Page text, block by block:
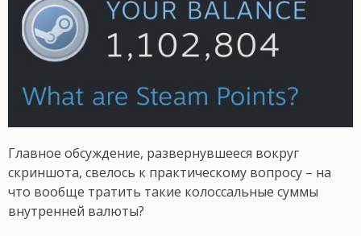
Главное обсуждение, развернувшееся вокруг
скриншота, свелось к практическому вопросу – на
что вообще тратить такие колоссальные суммы
внутренней валюты?